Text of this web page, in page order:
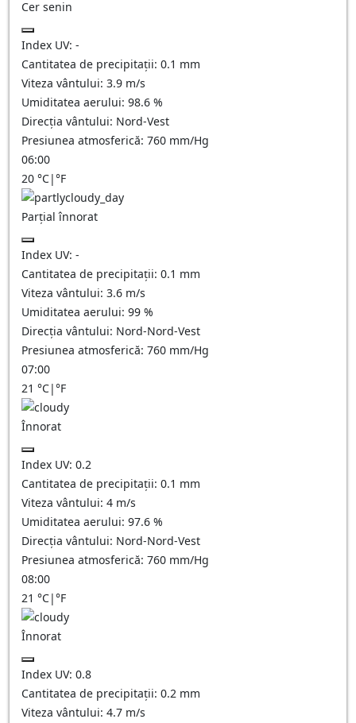
Cer senin
Index UV: -
Cantitatea de precipitații: 0.1 mm
Viteza vântului: 3.9 m/s
Umiditatea aerului: 98.6 %
Direcția vântului: Nord-Vest
Presiunea atmosferică: 760 mm/Hg
06:00
20 °C|°F
Parțial înnorat
Index UV: -
Cantitatea de precipitații: 0.1 mm
Viteza vântului: 3.6 m/s
Umiditatea aerului: 99 %
Direcția vântului: Nord-Nord-Vest
Presiunea atmosferică: 760 mm/Hg
07:00
21 °C|°F
Înnorat
Index UV: 0.2
Cantitatea de precipitații: 0.1 mm
Viteza vântului: 4 m/s
Umiditatea aerului: 97.6 %
Direcția vântului: Nord-Nord-Vest
Presiunea atmosferică: 760 mm/Hg
08:00
21 °C|°F
Înnorat
Index UV: 0.8
Cantitatea de precipitații: 0.2 mm
Viteza vântului: 4.7 m/s